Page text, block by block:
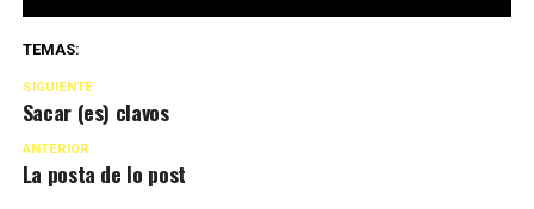
TEMAS:
SIGUIENTE
Sacar (es) clavos
ANTERIOR
La posta de lo post